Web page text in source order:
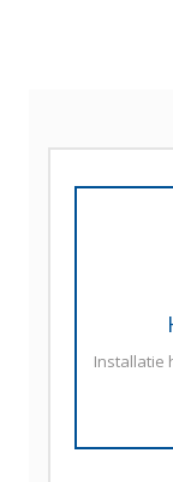
Installatie